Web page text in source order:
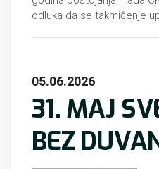
odluka da se takmičenje
05.06.2026
31. MAJ
BEZ